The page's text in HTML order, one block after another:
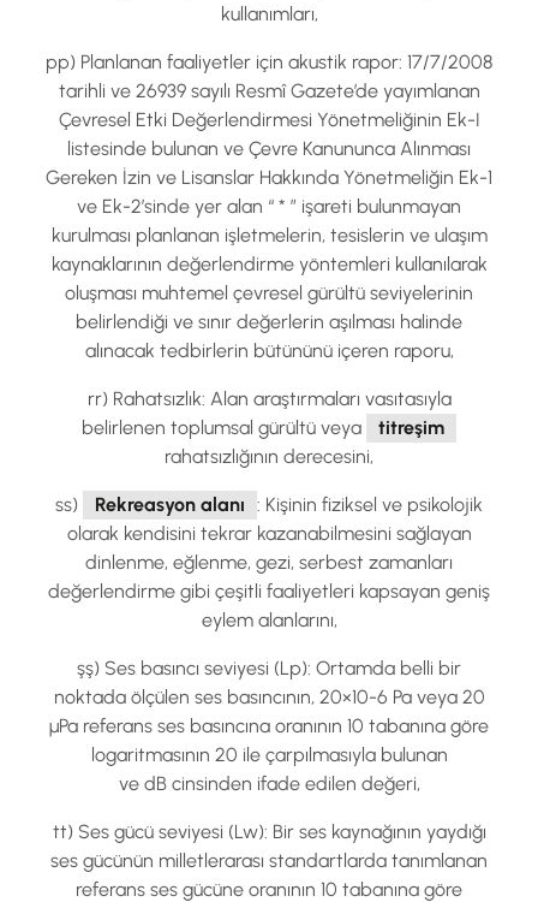
kullanımları,
pp) Planlanan faaliyetler için akustik rapor: 17/7/2008
tarihli ve 26939 sayılı Resmî Gazete’de yayımlanan
Çevresel Etki Değerlendirmesi Yönetmeliğinin Ek-I
listesinde bulunan ve Çevre Kanununca Alınması
Gereken İzin ve Lisanslar Hakkında Yönetmeliğin Ek-1
ve Ek-2’sinde yer alan “ * ” işareti bulunmayan
kurulması planlanan işletmelerin, tesislerin ve ulaşım
kaynaklarının değerlendirme yöntemleri kullanılarak
oluşması muhtemel çevresel gürültü seviyelerinin
belirlendiği ve sınır değerlerin aşılması halinde
alınacak tedbirlerin bütününü içeren raporu,
rr) Rahatsızlık: Alan araştırmaları vasıtasıyla
belirlenen toplumsal gürültü veya
titreşim
rahatsızlığının derecesini,
ss) Rekreasyon alanı : Kişinin fiziksel ve psikolojik
olarak kendisini tekrar kazanabilmesini sağlayan
dinlenme, eğlenme, gezi, serbest zamanları
değerlendirme gibi çeşitli faaliyetleri kapsayan geniş
eylem alanlarını,
şş) Ses basıncı seviyesi (Lp): Ortamda belli bir
noktada ölçülen ses basıncının, 20×10-6 Pa veya 20
µPa referans ses basıncına oranının 10 tabanına göre
logaritmasının 20 ile çarpılmasıyla bulunan
ve dB cinsinden ifade edilen değeri,
tt) Ses gücü seviyesi (Lw): Bir ses kaynağının yaydığı
ses gücünün milletlerarası standartlarda tanımlanan
referans ses gücüne oranının 10 tabanına göre